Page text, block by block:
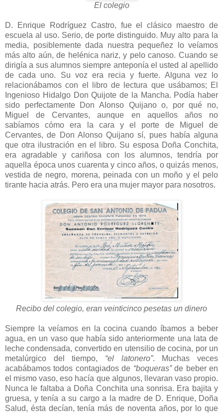
El colegio
D. Enrique Rodríguez Castro, fue el clásico maestro de
escuela al uso. Serio, de porte distinguido. Muy alto para la
media, posiblemente dada nuestra pequeñez lo veíamos
más alto aún, de helénica nariz, y pelo canoso. Cuando se
dirigía a sus alumnos siempre anteponía el usted al apellido
de cada uno. Su voz era recia y fuerte. Alguna vez lo
relacionábamos con el libro de lectura que usábamos; El
Ingenioso Hidalgo Don Quijote de la Mancha. Podía haber
sido perfectamente Don Alonso Quijano o, por qué no,
Miguel de Cervantes, aunque en aquellos años no
sabíamos cómo era la cara y el porte de Miguel de
Cervantes, de Don Alonso Quijano sí, pues había alguna
que otra ilustración en el libro. Su esposa Doña Conchita,
era agradable y cariñosa con los alumnos, tendría por
aquella época unos cuarenta y cinco años, o quizás menos,
vestida de negro, morena, peinada con un moño y el pelo
tirante hacia atrás. Pero era una mujer mayor para nosotros.
Recibo del colegio, eran veinticinco pesetas un dinero
Siempre la veíamos en la cocina cuando íbamos a beber
agua, en un vaso que había sido anteriormente una lata de
leche condensada, convertido en utensilio de cocina, por un
metalúrgico del tiempo, “el latonero”. Muchas veces
acabábamos todos contagiados de “boqueras”de beber en
el mismo vaso, eso hacía que algunos, llevaran vaso propio.
Nunca le faltaba a Doña Conchita una sonrisa. Era bajita y
gruesa, y tenía a su cargo a la madre de D. Enrique, Doña
Salud, ésta decían, tenía más de noventa años, por lo que